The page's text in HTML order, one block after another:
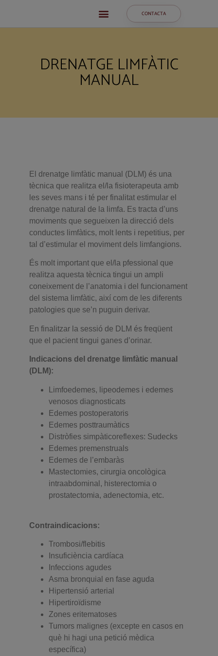
CONTACTA
DRENATGE LIMFÀTIC
MANUAL
El drenatge limfàtic manual (DLM) és una
tècnica que realitza el/la fisioterapeuta amb
les seves mans i té per finalitat estimular el
drenatge natural de la limfa. Es tracta d’uns
moviments que segueixen la direcció dels
conductes limfàtics, molt lents i repetitius, per
tal d’estimular el moviment dels limfangions.
És molt important que el/la pfessional que
realitza aquesta tècnica tingui un ampli
coneixement de l’anatomia i del funcionament
del sistema limfàtic, així com de les diferents
patologies que se’n puguin derivar.
En finalitzar la sessió de DLM és freqüent
que el pacient tingui ganes d’orinar.
Indicacions del drenatge limfàtic manual
(DLM):
Limfoedemes, lipeodemes i edemes
venosos diagnosticats
Edemes postoperatoris
Edemes posttraumàtics
Distròfies simpàticoreflexes: Sudecks
Edemes premenstruals
Edemes de l’embaràs
Mastectomies, cirurgia oncològica
intraabdominal, histerectomia o
prostatectomia, adenectomia, etc.
Contraindicacions:
Trombosi/flebitis
Insuficiència cardíaca
Infeccions agudes
Asma bronquial en fase aguda
Hipertensió arterial
Hipertiroïdisme
Zones eritematoses
Tumors malignes (excepte en casos en
què hi hagi una petició mèdica
específica)